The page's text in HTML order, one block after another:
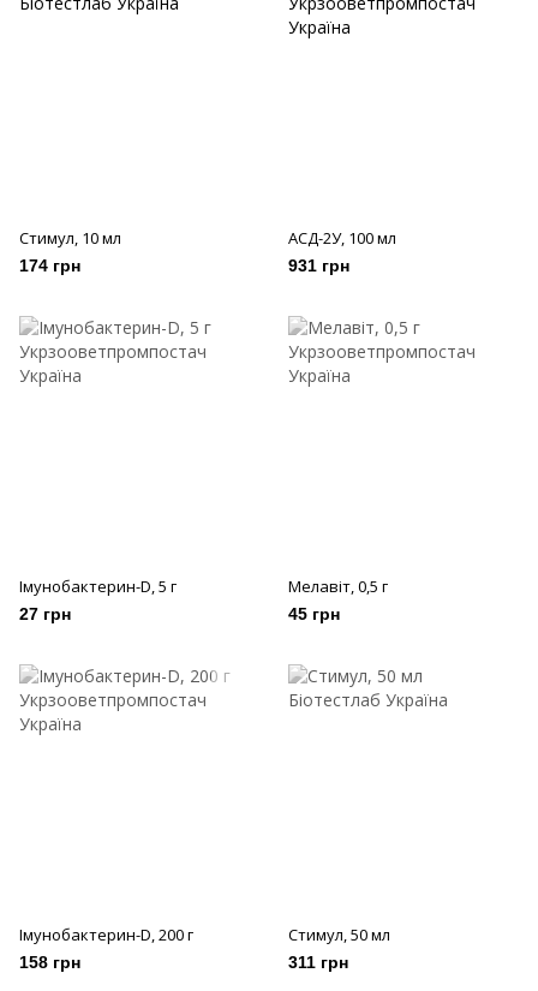
Стимул, 10 мл
174 грн
АСД-2У, 100 мл
931 грн
Імунобактерин-D, 5 г
27 грн
Мелавіт, 0,5 г
45 грн
Імунобактерин-D, 200 г
158 грн
Стимул, 50 мл
311 грн